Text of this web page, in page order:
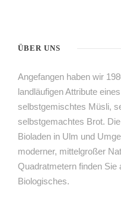
ÜBER UNS
Angefangen haben wir
landläufigen Attribute
selbstgemischtes Müsli,
selbstgemachtes Brot.
Bioladen in Ulm und
moderner, mittelgroßer
Quadratmetern finden
Biologisches.